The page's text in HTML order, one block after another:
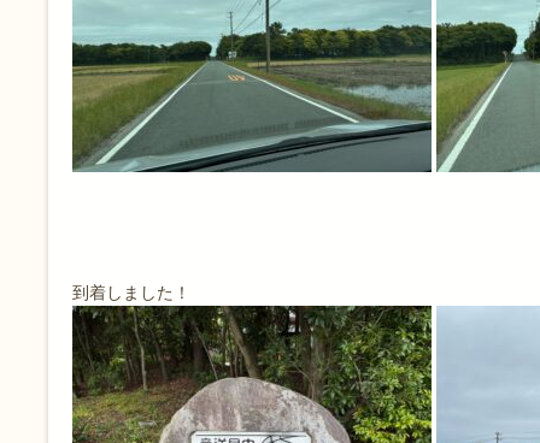
到着しました！